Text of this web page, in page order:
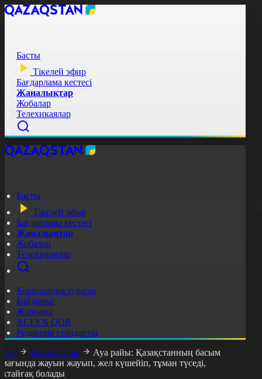
Басты
Тікелей эфир
Бағдарлама кестесі
Жаңалықтар
Жобалар
Телехикаялар
Басты
Тікелей эфир
Бағдарлама кестесі
Жаңалықтар
Жобалар
Телехикаялар
Корпорация туралы
Байланыс
Жарнама
ALTYN QOR
Редакция стандарты
Жаңалықтар
Ауа райы: Қазақстанның басым
жауын жауып, жел күшейіп, тұман түседі,
болады